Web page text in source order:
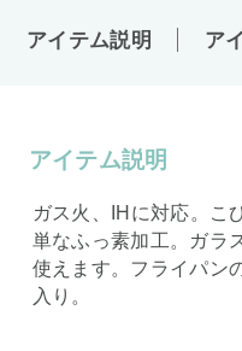
アイテム説明 ア
アイテム説明
ガス火、IHに対応。こ
単なふっ素加工。ガラ
使えます。フライパン
入り。